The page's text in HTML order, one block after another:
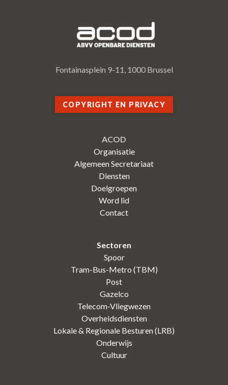
Fontainasplein 9-11, 1000 Brussel
COPYRIGHT EN PRIVACY
ACOD
Organisatie
Algemeen Secretariaat
Diensten
Doelgroepen
Word lid
Contact
Sectoren
Spoor
Tram-Bus-Metro (TBM)
Post
Gazelco
Telecom-Vliegwezen
Overheidsdiensten
Lokale & Regionale Besturen (LRB)
Onderwijs
Cultuur